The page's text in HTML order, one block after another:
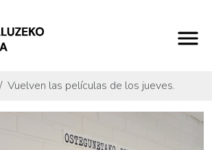
Vuelven las películas de los jueves.